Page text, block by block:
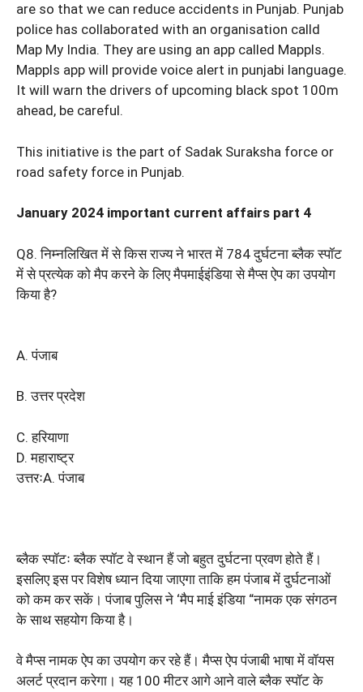
are so that we can reduce accidents in Punjab. Punjab
police has collaborated with an organisation calld
Map My India. They are using an app called Mappls.
Mappls app will provide voice alert in punjabi language.
It will warn the drivers of upcoming black spot 100m
ahead, be careful.
This initiative is the part of Sadak Suraksha force or
road safety force in Punjab.
January 2024 important current affairs part 4
Q8. निम्नलिखित में से किस राज्य ने भारत में 784 दुर्घटना ब्लैक स्पॉट
में से प्रत्येक को मैप करने के लिए मैपमाईइंडिया से मैप्स ऐप का उपयोग
किया है?
A. पंजाब
B. उत्तर प्रदेश
C. हरियाणा
D. महाराष्ट्र
उत्तरःA. पंजाब
ब्लैक स्पॉटः ब्लैक स्पॉट वे स्थान हैं जो बहुत दुर्घटना प्रवण होते हैं।
इसलिए इस पर विशेष ध्यान दिया जाएगा ताकि हम पंजाब में दुर्घटनाओं
को कम कर सकें। पंजाब पुलिस ने ‘मैप माई इंडिया “नामक एक संगठन
के साथ सहयोग किया है।
वे मैप्स नामक ऐप का उपयोग कर रहे हैं। मैप्स ऐप पंजाबी भाषा में वॉयस
अलर्ट प्रदान करेगा। यह 100 मीटर आगे आने वाले ब्लैक स्पॉट के